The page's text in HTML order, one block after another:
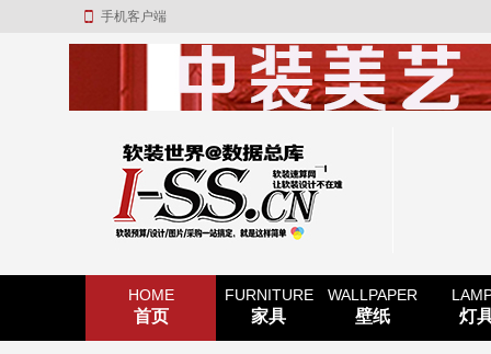
手机客户端
HOME
首页
FURNITURE
家具
WALLPAPER
壁纸 灯